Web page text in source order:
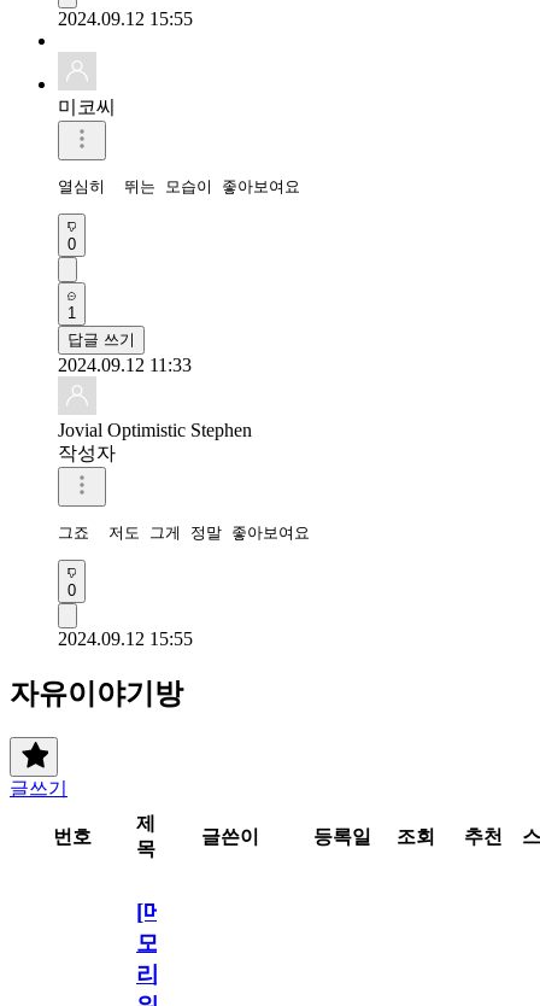
2024.09.12 15:55
미코씨
열심히  뛰는 모습이 좋아보여요
0
1
답글 쓰기
2024.09.12 11:33
Jovial Optimistic Stephen
작성자
그죠  저도 그게 정말 좋아보여요
0
2024.09.12 15:55
자유이야기방
글쓰기
번호
제
목
글쓴이 등록일 조회 추천
[메
모
리